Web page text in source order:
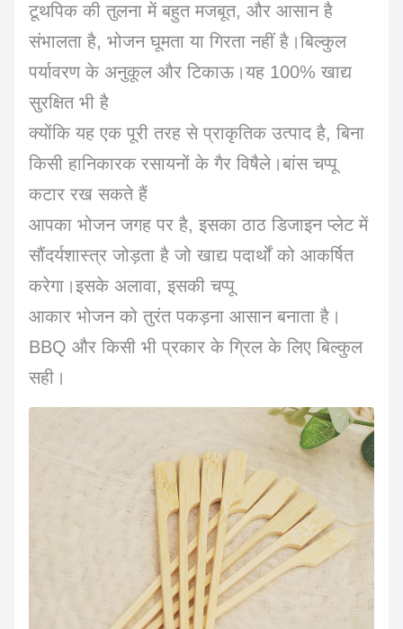
टूथपिक की तुलना में बहुत मजबूत, और आसान है
संभालता है, भोजन घूमता या गिरता नहीं है।बिल्कुल
पर्यावरण के अनुकूल और टिकाऊ।यह 100% खाद्य
सुरक्षित भी है
क्योंकि यह एक पूरी तरह से प्राकृतिक उत्पाद है, बिना
किसी हानिकारक रसायनों के गैर विषैले।बांस चप्पू
कटार रख सकते हैं
आपका भोजन जगह पर है, इसका ठाठ डिजाइन प्लेट में
सौंदर्यशास्त्र जोड़ता है जो खाद्य पदार्थों को आकर्षित
करेगा।इसके अलावा, इसकी चप्पू
आकार भोजन को तुरंत पकड़ना आसान बनाता है।
BBQ और किसी भी प्रकार के ग्रिल के लिए बिल्कुल
सही।